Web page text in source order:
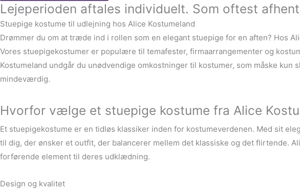
Lejeperioden aftales individuelt. Som oftest
Stuepige kostume til udlejning hos Alice Kostumeland
Drømmer du om at træde ind i rollen som en elegant stuepige for en aften? Hos
Vores stuepigekostumer er populære til temafester, firmaarrangementer og
Kostumeland undgår du unødvendige omkostninger til kostumer, som måske
mindeværdig.
Hvorfor vælge et stuepige kostume fra Alice
Et stuepigekostume er en tidløs klassiker inden for kostumeverdenen. Med sit
til dig, der ønsker et outfit, der balancerer mellem det klassiske og det flirtende.
forførende element til deres udklædning.
Design og kvalitet